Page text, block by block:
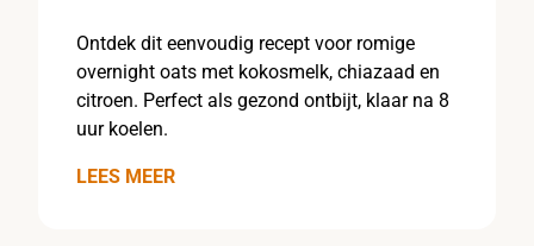
Ontdek dit eenvoudig recept voor romige
overnight oats met kokosmelk, chiazaad en
citroen. Perfect als gezond ontbijt, klaar na 8
uur koelen.
LEES MEER